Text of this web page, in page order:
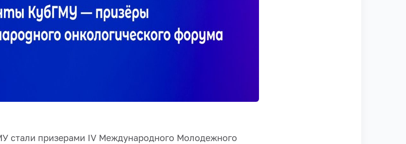
стали призерами IV Международного Молодежного